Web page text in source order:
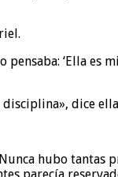
‘Ella es
disciplina», dice
hubo tantas
parecía